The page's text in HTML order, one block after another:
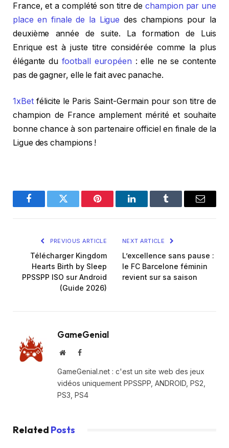
France, et a complété son titre dechampion par une
place en finale de la Ligue des champions pour la
deuxième année de suite. La formation de Luis
Enrique est à juste titre considérée comme la plus
élégante du football européen : elle ne se contente
pas de gagner, elle le fait avec panache.
1xBetfélicite le Paris Saint-Germain pour son titre de
champion de France amplement mérité et souhaite
bonne chance à son partenaire officiel en finale de la
Ligue des champions !
FacebookTwitter Pinterest LinkedInTumblr Email
PREVIOUS ARTICLE
Télécharger Kingdom
Hearts Birth by Sleep
PPSSPP ISO sur Android
(Guide 2026)
NEXT ARTICLE
L’excellence sans pause :
le FC Barcelone féminin
revient sur sa saison
GameGenial
WebsiteFacebook
GameGenial.net : c'est un site web des jeux
vidéos uniquement PPSSPP, ANDROID, PS2,
PS3, PS4
Related Posts